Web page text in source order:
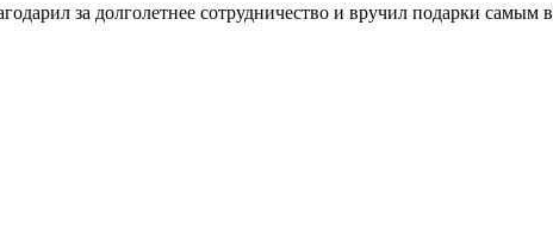
за долголетнее сотрудничество и вручил подарки самым